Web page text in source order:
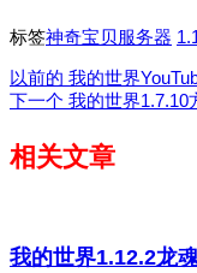
标签神奇宝贝服务器
以前的 我的世界
下一个 我的世界1.7.10
相关文章
我的世界1.12.2龙